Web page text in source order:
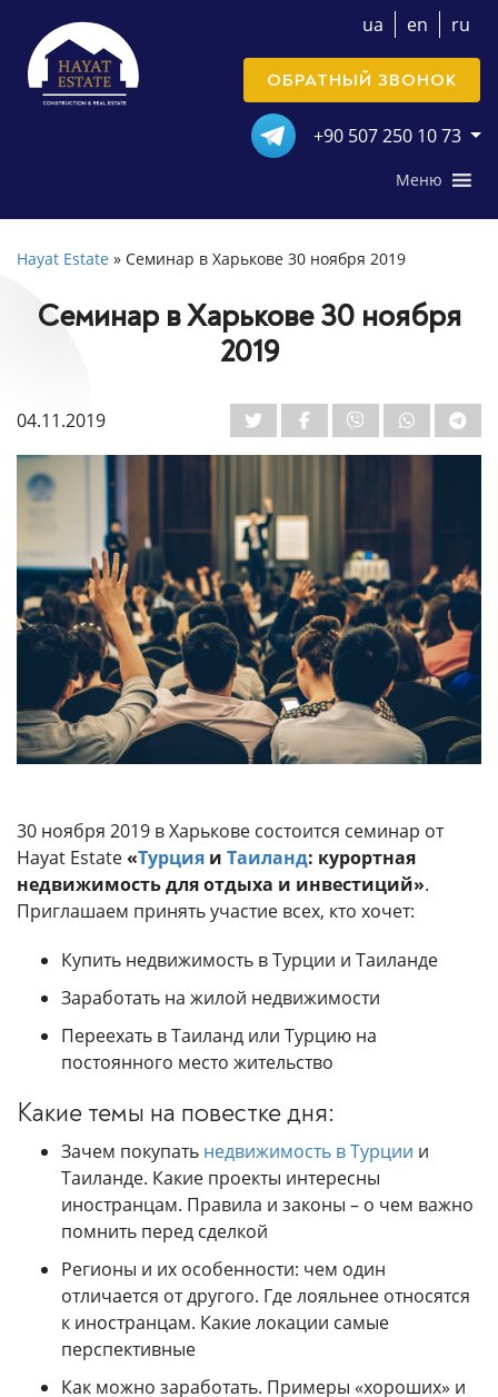
ua en ru
+90 507 250 10 73
ОБРАТНЫЙ ЗВОНОК
Меню
Hayat Estate » Семинар в Харькове 30 ноября 2019
Семинар в Харькове 30 ноября
2019
04.11.2019
30 ноября 2019 в Харькове состоится семинар от
Hayat Estate«Турция и Таиланд: курортная
недвижимость для отдыха и инвестиций».
Приглашаем принять участие всех, кто хочет:
Купить недвижимость в Турции и Таиланде
Заработать на жилой недвижимости
Переехать в Таиланд или Турцию на
постоянного место жительство
Какие темы на повестке дня:
Зачем покупать недвижимость в Турции и
Таиланде. Какие проекты интересны
иностранцам. Правила и законы – о чем важно
помнить перед сделкой
Регионы и их особенности: чем один
отличается от другого. Где лояльнее относятся
к иностранцам. Какие локации самые
перспективные
Как можно заработать. Примеры «хороших» и